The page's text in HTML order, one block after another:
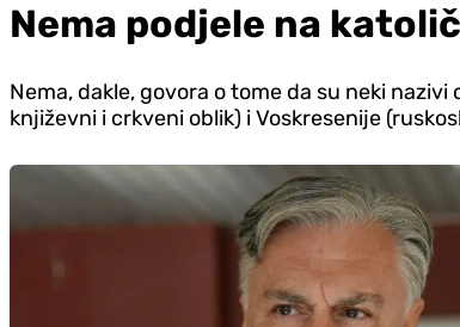
Nema podjele na
Nema, dakle, govora o tome da su neki
književni i crkveni oblik) i Voskresenije